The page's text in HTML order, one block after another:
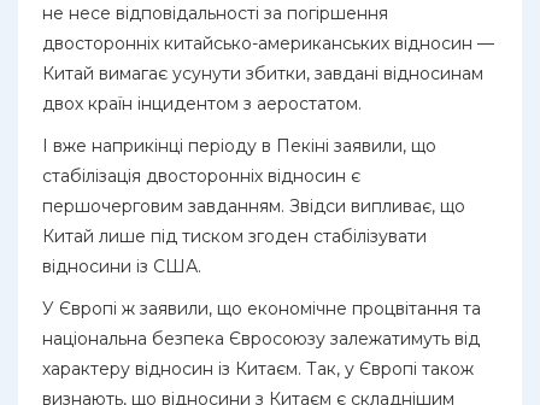
не несе відповідальності за погіршення
двосторонніх китайсько-американських відносин —
Китай вимагає усунути збитки, завдані відносинам
двох країн інцидентом з аеростатом.
І вже наприкінці періоду в Пекіні заявили, що
стабілізація двосторонніх відносин є
першочерговим завданням. Звідси випливає, що
Китай лише під тиском згоден стабілізувати
відносини із США.
У Європі ж заявили, що економічне процвітання та
національна безпека Євросоюзу залежатимуть від
характеру відносин із Китаєм. Так, у Європі також
визнають, що відносини з Китаєм є складнішим